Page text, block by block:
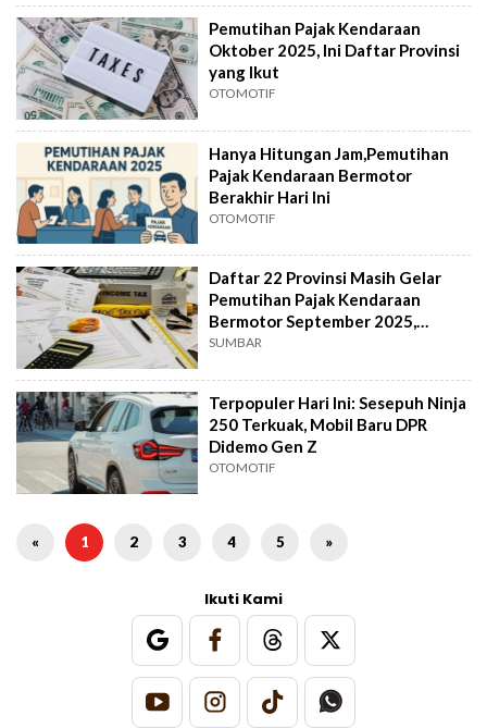
Pemutihan Pajak Kendaraan
Oktober 2025, Ini Daftar Provinsi
yang Ikut
OTOMOTIF
Hanya Hitungan Jam,Pemutihan
Pajak Kendaraan Bermotor
Berakhir Hari Ini
OTOMOTIF
Daftar 22 Provinsi Masih Gelar
Pemutihan Pajak Kendaraan
Bermotor September 2025,
Termasuk Sumbar!
SUMBAR
Terpopuler Hari Ini: Sesepuh Ninja
250 Terkuak, Mobil Baru DPR
Didemo Gen Z
OTOMOTIF
« 1 2 3 4 5 »
Ikuti Kami